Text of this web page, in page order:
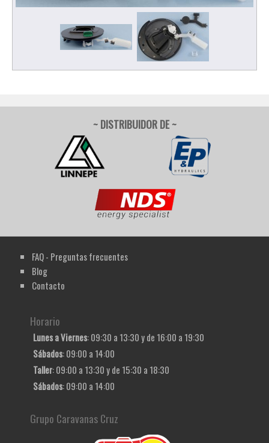
~ DISTRIBUIDOR DE ~
FAQ - Preguntas frecuentes
Blog
Contacto
Horario
Lunes a Viernes: 09:30 a 13:30 y de 16:00 a 19:30
Sábados: 09:00 a 14:00
Taller: 09:00 a 13:30 y de 15:30 a 18:30
Sábados: 09:00 a 14:00
Grupo Caravanas Cruz